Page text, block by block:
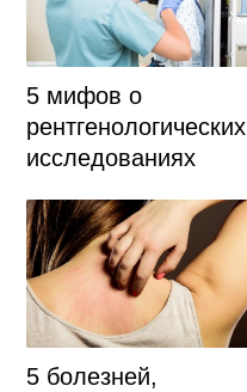
5 мифов о
рентгенологических
исследованиях
5 болезней,